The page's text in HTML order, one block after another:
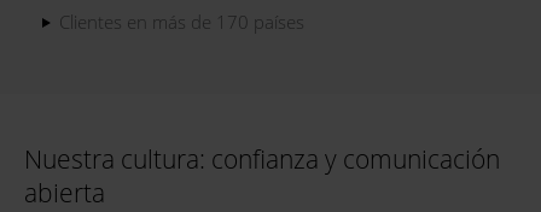
Clientes en más de 170 países
Nuestra cultura: confianza y comunicación
abierta